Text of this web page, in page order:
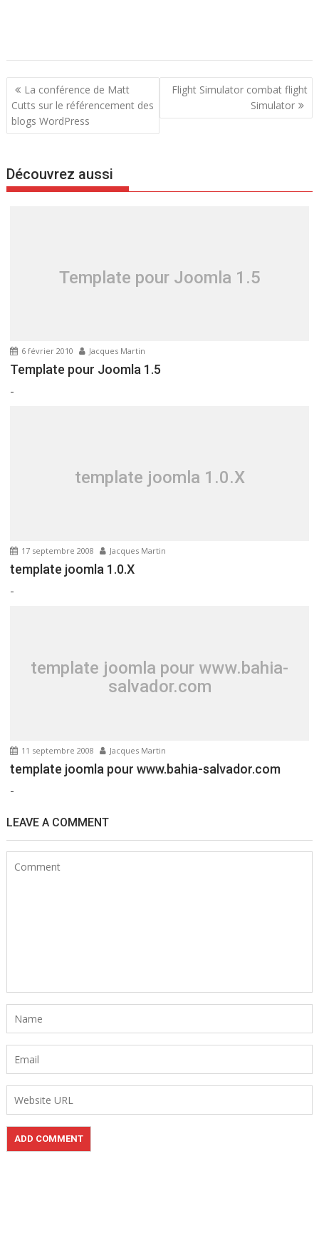
N
a
v
g
a
a
r
t
La conférence de Matt
Cutts sur le référencement des
blogs WordPress
Flight Simulator combat flight
Simulator
Découvrez aussi
Template pour Joomla 1.5
6 février 2010 Jacques Martin
Template pour Joomla 1.5
-
template joomla 1.0.X
17 septembre 2008 Jacques Martin
template joomla 1.0.X
-
template joomla pour www.bahia-
salvador.com
11 septembre 2008 Jacques Martin
template joomla pour www.bahia-salvador.com
-
LEAVE A COMMENT